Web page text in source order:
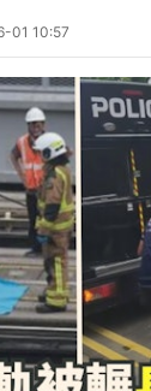
生恐怖奪命
即被列車輾
援人員花20
後傷心欲絕